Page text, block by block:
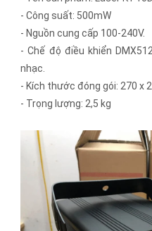
- Công suất: 500mW
- Nguồn cung cấp 100-240V.
- Chế độ điều khiển
nhạc.
- Kích thước đóng gói: 270 x
- Trọng lượng: 2,5 kg